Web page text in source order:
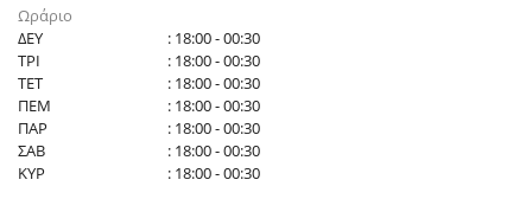
Ωράριο
ΔΕΥ
: 18:00 - 00:30
ΤΡΙ
: 18:00 - 00:30
ΤΕΤ
: 18:00 - 00:30
ΠΕΜ
: 18:00 - 00:30
ΠΑΡ
: 18:00 - 00:30
ΣΑΒ
: 18:00 - 00:30
ΚΥΡ
: 18:00 - 00:30